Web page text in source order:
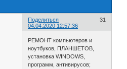
Поделиться
31
04.04.2020 12:57:36
РЕМОНТ компьютеров и
ноутбуков, ПЛАНШЕТОВ,
установка WINDOWS,
программ, антивирусов;